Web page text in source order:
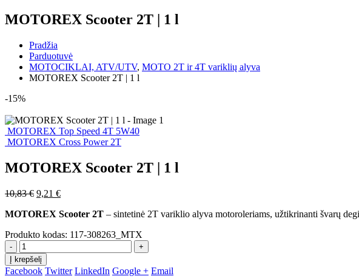
MOTOREX Scooter 2T | 1 l
Pradžia
Parduotuvė
MOTOCIKLAI, ATV/UTV, MOTO 2T ir 4T variklių alyva
MOTOREX Scooter 2T | 1 l
-15%
MOTOREX Top Speed 4T 5W40
MOTOREX Cross Power 2T
MOTOREX Scooter 2T | 1 l
10,83€ Original
was:
9,21 €Current
is:
MOTOREX Scooter 2T – sintetinė 2T variklio alyva motoroleriams, užtikrinanti švarų
Produkto kodas: 117-308263_MTX
-
+
Į krepšelį
Facebook Twitter LinkedIn Google + Email